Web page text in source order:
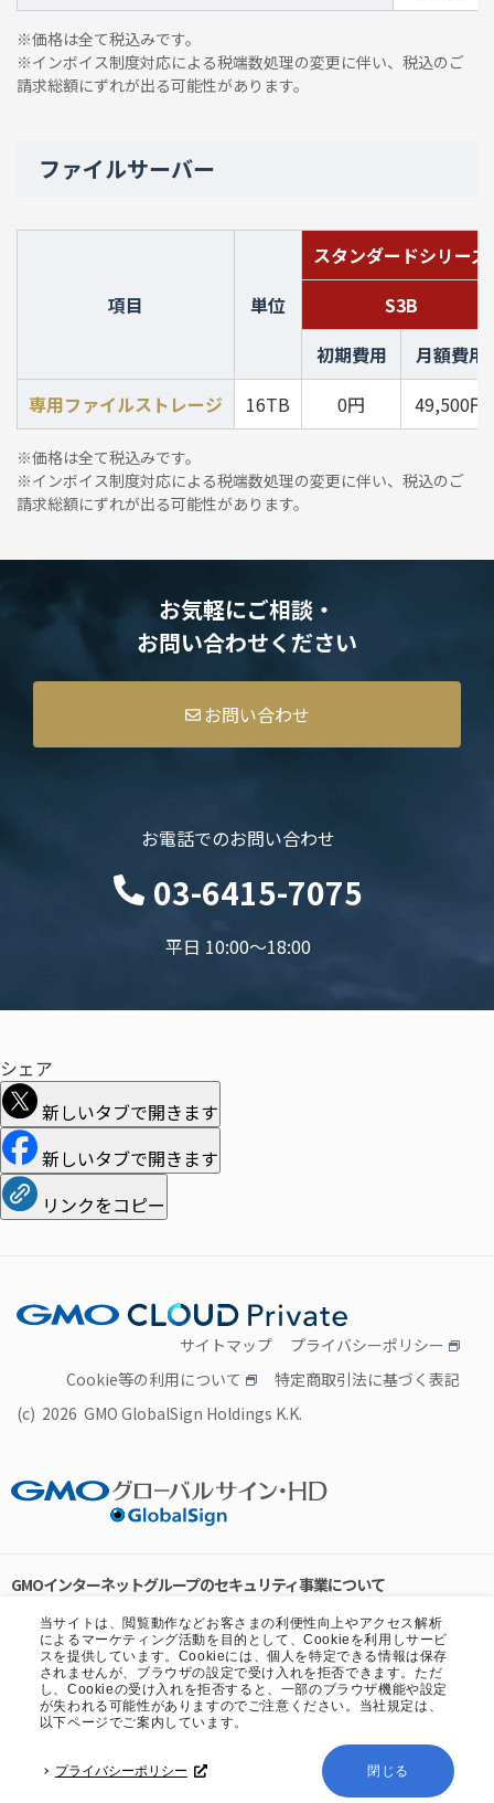
当サイトは、閲覧動作などお客さまの利便性向上やアクセス解析
によるマーケティング活動を目的として、Cookieを利用しサービ
スを提供しています。Cookieには、個人を特定できる情報は保存
されませんが、ブラウザの設定で受け入れを拒否できます。ただ
し、Cookieの受け入れを拒否すると、一部のブラウザ機能や設定
が失われる可能性がありますのでご注意ください。当社規定は、
以下ページでご案内しています。
プライバシーポリシー 閉じる
※価格は全て税込みです。
※インボイス制度対応による税端数処理の変更に伴い、税込のご
請求総額にずれが出る可能性があります。
ファイルサーバー
項目 単位
スタンダードシリーズ
S3B
初期費用
月額費用
専用ファイルストレージ
16TB 0円 49,500円
※価格は全て税込みです。
※インボイス制度対応による税端数処理の変更に伴い、税込のご
請求総額にずれが出る可能性があります。
お気軽にご相談・
お問い合わせください
お問い合わせ
お電話でのお問い合わせ
03-6415-7075
平日 10:00〜18:00
シェア
新しいタブで開きます
新しいタブで開きます
リンクをコピー
サイトマップ
プライバシーポリシー
Cookie等の利用について
特定商取引法に基づく表記
(c) 2026 GMO GlobalSign Holdings K.K.
GMOインターネットグループのセキュリティ事業について
世界初総合ネットセキュリティサービス「GMOセキュリティ24」
パスワード漏洩診断
Webサイトリスク診断
セキュリティ相談AIチャットボット
実在証明・盗聴対策
サイバー攻撃対策（GMOサイバーセキュリティ byイエラエ）
なりすまし対策
セキュリティ事業の軌跡